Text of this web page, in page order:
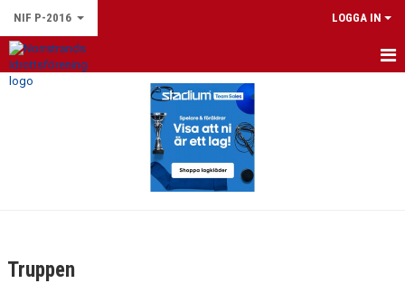
NIF P-2016 LOGGA IN
HEM
BILDGALLERI
Truppen